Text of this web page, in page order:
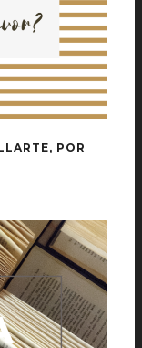
POR